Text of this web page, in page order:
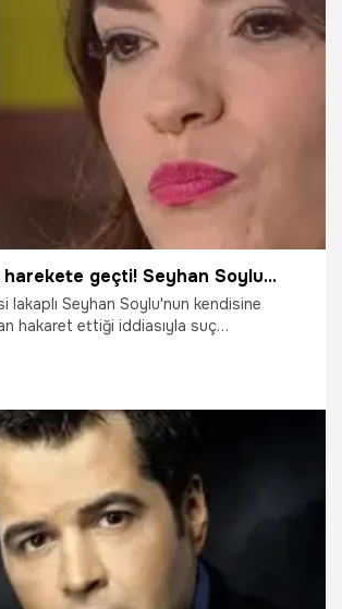
harekete geçti! Seyhan Soylu...
lakaplı Seyhan Soylu'nun kendisine
hakaret ettiği iddiasıyla suç